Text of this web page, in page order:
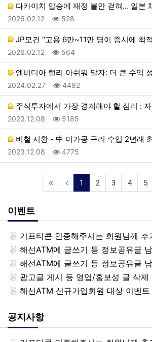
다카이치 압승에 재정 불안 걷혀… 일본
등록일
2026.02.12 조회
528
JP모건 "고용 6만~11만 명이 증시에 최
등록일
2026.02.12 조회
564
엔비디아 랠리 아쉬워 말자: 더 큰 수익
등록일
2024.02.27 조회
4492
주식투자에서 가장 경계해야 할 심리 :
등록일
2023.12.08 조회
5185
비철 시황 - 中 미가공 구리 수입 2년래
등록일
2023.12.08 조회
4775
1 (current)
2 3 4 5
이벤트
기프티콘 인증해주시는 회원님께 추가 포인
해선ATM에 글쓰기 등 정보공유글 남기고 기프
해선ATM에 글쓰기 등 정보공유글 남기고 기프
광고글 게시 등 영업/홍보성 글 삭제 및 제제
해선ATM 신규가입회원 대상 이벤트
공지사항